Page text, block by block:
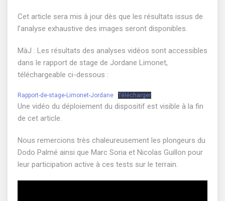
Cet article sera mis à jour dès que les résultats issus de
l’analyse exhaustive des images seront disponibles.
MàJ : Les résultats des analyses vidéos sont accessibles
dans le rapport de stage de Jordane Limonet,
téléchargeable ci-dessous :
Rapport-de-stage-Limonet-Jordane Télécharger
Une vidéo du déploiement du dispositif est visible à la fin
de cet article.
Nous remercions très chaleureusement les plongeurs du
Dodo Palmé ainsi que Marc Soria et Nicolas Guillon pour
leur participation active à ces tests sur le terrain.